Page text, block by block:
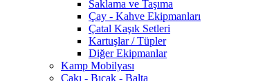
Saklama ve Taşıma
Çay - Kahve Ekipmanları
Çatal Kaşık Setleri
Kartuşlar / Tüpler
Diğer Ekipmanlar
Kamp Mobilyası
Çakı - Bıçak - Balta